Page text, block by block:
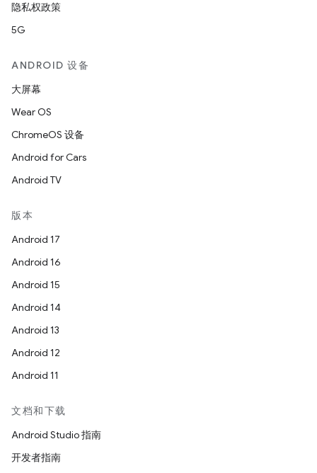
隐私权政策
5G
ANDROID 设备
大屏幕
Wear OS
ChromeOS 设备
Android for Cars
Android TV
版本
Android 17
Android 16
Android 15
Android 14
Android 13
Android 12
Android 11
文档和下载
Android Studio 指南
开发者指南